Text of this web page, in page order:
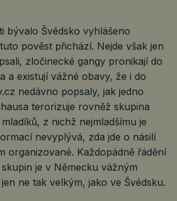
bývalo Švédsko vyhlášeno
pověst přichází. Nejde však jen
zločinecké gangy pronikají do
a existují vážné obavy, že i do
nedávno popsaly, jak jedno
terorizuje rovněž skupina
z nichž nejmladšímu je
nevyplývá, zda jde o násilí
organizované. Každopádně řádění
je v Německu vážným
ne tak velkým, jako ve Švédsku.